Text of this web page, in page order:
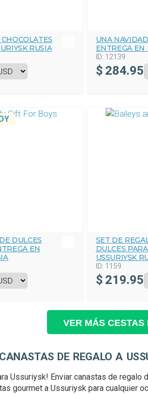
RUSIA
UNA
ENTREGA EN
ID: 12139
$ 284.95
DULCES
EN
SET DE
DULCES
USSURIYSK
ID: 1159
$ 219.95
VER MÁS
DE REGALO A
Ussuriysk! Enviar canastas de regalo
gourmet a Ussuriysk para cualquier